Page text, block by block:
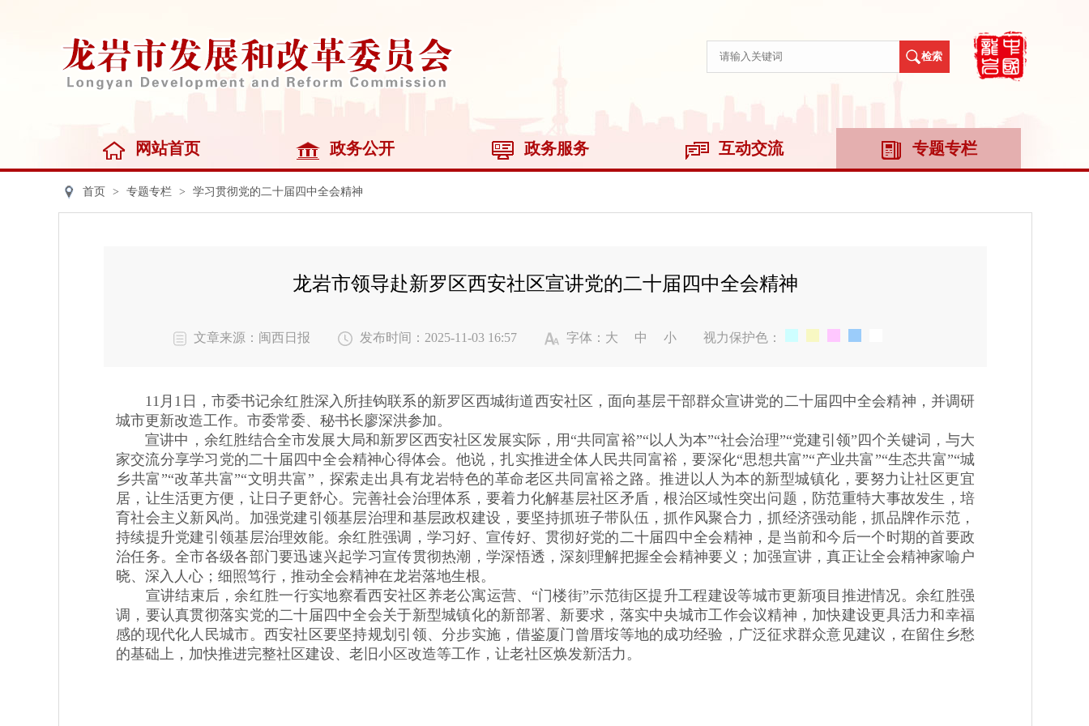
网站首页 政务公开 政务服务 互动交流 专题专栏
首页 > 专题专栏 > 学习贯彻党的二十届四中全会精神
龙岩市领导赴新罗区西安社区宣讲党的二十届四中全会精神
文章来源：闽西日报 发布时间：2025-11-03 16:57 字体： 大 中 小 视力保护色：
11月1日，市委书记余红胜深入所挂钩联系的新罗区西城街道西安社区，面向基层干部群众宣讲党的二十届四中全会精神，并调研
城市更新改造工作。市委常委、秘书长廖深洪参加。
宣讲中，余红胜结合全市发展大局和新罗区西安社区发展实际，用“共同富裕”“以人为本”“社会治理”“党建引领”四个关键词，与大
家交流分享学习党的二十届四中全会精神心得体会。他说，扎实推进全体人民共同富裕，要深化“思想共富”“产业共富”“生态共富”“城
乡共富”“改革共富”“文明共富”，探索走出具有龙岩特色的革命老区共同富裕之路。推进以人为本的新型城镇化，要努力让社区更宜
居，让生活更方便，让日子更舒心。完善社会治理体系，要着力化解基层社区矛盾，根治区域性突出问题，防范重特大事故发生，培
育社会主义新风尚。加强党建引领基层治理和基层政权建设，要坚持抓班子带队伍，抓作风聚合力，抓经济强动能，抓品牌作示范，
持续提升党建引领基层治理效能。余红胜强调，学习好、宣传好、贯彻好党的二十届四中全会精神，是当前和今后一个时期的首要政
治任务。全市各级各部门要迅速兴起学习宣传贯彻热潮，学深悟透，深刻理解把握全会精神要义；加强宣讲，真正让全会精神家喻户
晓、深入人心；细照笃行，推动全会精神在龙岩落地生根。
宣讲结束后，余红胜一行实地察看西安社区养老公寓运营、“门楼街”示范街区提升工程建设等城市更新项目推进情况。余红胜强
调，要认真贯彻落实党的二十届四中全会关于新型城镇化的新部署、新要求，落实中央城市工作会议精神，加快建设更具活力和幸福
感的现代化人民城市。西安社区要坚持规划引领、分步实施，借鉴厦门曾厝垵等地的成功经验，广泛征求群众意见建议，在留住乡愁
的基础上，加快推进完整社区建设、老旧小区改造等工作，让老社区焕发新活力。